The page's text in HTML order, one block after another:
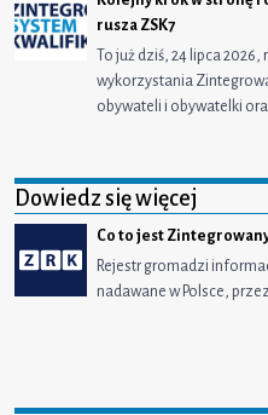
rusza ZSK7
To już dziś, 24 lipca
wykorzystania
obywateli i obywatelki
Dowiedz się więcej
Co to jest
Rejestr gromadzi
nadawane w Polsce,